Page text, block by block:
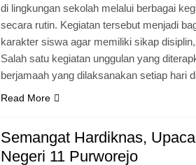
di lingkungan sekolah melalui berbagai
secara rutin. Kegiatan tersebut menjadi
karakter siswa agar memiliki sikap
Salah satu kegiatan unggulan yang
berjamaah yang dilaksanakan setiap hari
Read More
Semangat Hardiknas,
Negeri 11 Purworejo